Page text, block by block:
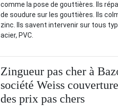
comme la pose de gouttières. Ils
de soudure sur les gouttières. Ils
zinc. Ils savent intervenir sur tous
acier, PVC.
Zingueur pas cher à
société Weiss
des prix pas chers